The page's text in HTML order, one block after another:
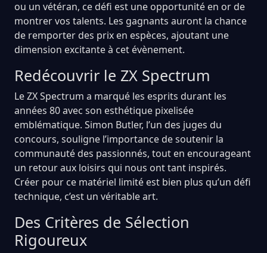
ou un vétéran, ce défi est une opportunité en or de
montrer vos talents. Les gagnants auront la chance
de remporter des prix en espèces, ajoutant une
dimension excitante à cet évènement.
Redécouvrir le ZX Spectrum
Le ZX Spectrum a marqué les esprits durant les
années 80 avec son esthétique pixelisée
emblématique. Simon Butler, l’un des juges du
concours, souligne l’importance de soutenir la
communauté des passionnés, tout en encourageant
un retour aux loisirs qui nous ont tant inspirés.
Créer pour ce matériel limité est bien plus qu’un défi
technique, c’est un véritable art.
Des Critères de Sélection
Rigoureux